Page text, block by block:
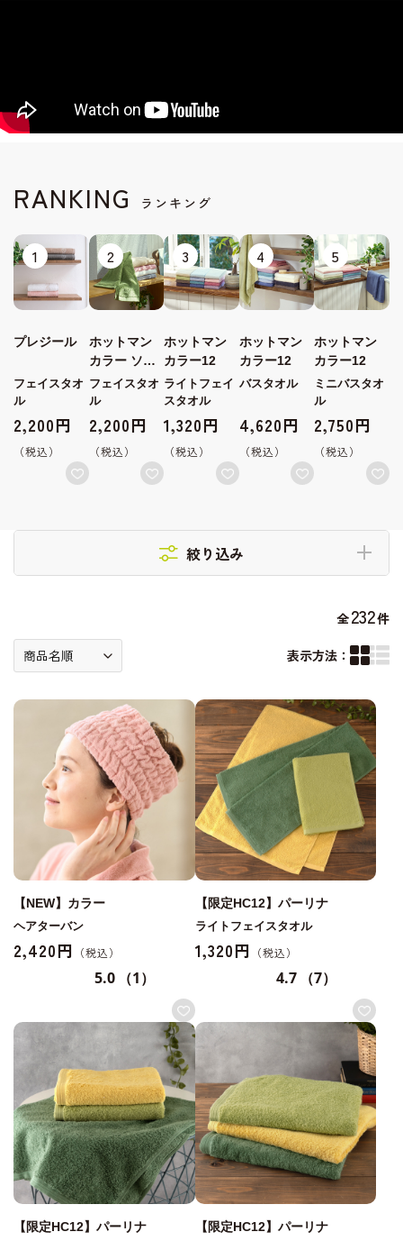
RANKING ランキング
1
プレジール
フェイスタオ
ル
2,200円
2
ホットマン
カラー ソフ
ト
フェイスタオ
ル
2,200円
3
ホットマン
カラー12
ライトフェイ
スタオル
1,320円
4
ホットマン
カラー12
バスタオル
4,620円
5
ホットマン
カラー12
ミニバスタオ
ル
2,750円
絞り込み
全232件
表示方法：
【NEW】カラー
ヘアターバン
2,420円
5.0 （1）
【限定HC12】パーリナ
ライトフェイスタオル
1,320円
4.7 （7）
【限定HC12】パーリナ 【限定HC12】パーリナ